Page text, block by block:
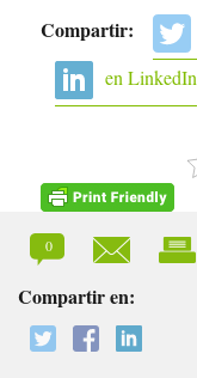
Compartir:
en LinkedIn
0
Compartir en: